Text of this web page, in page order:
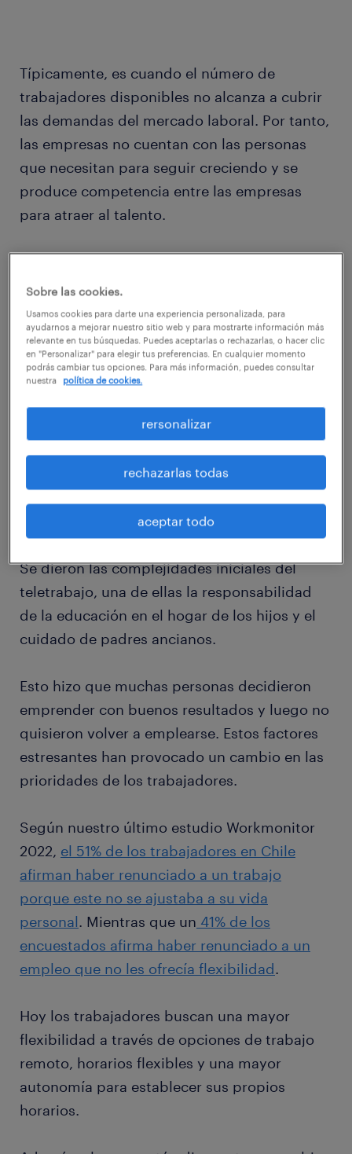
Típicamente, es cuando el número de
trabajadores disponibles no alcanza a cubrir
las demandas del mercado laboral. Por tanto,
las empresas no cuentan con las personas
que necesitan para seguir creciendo y se
produce competencia entre las empresas
para atraer al talento.
3 causas de la escasez laboral
actual
1. Cambios en las prioridades de los
Durante la pandemia, muchos enfrentaron
cambios internos y externos. Muchos fueron
empresas debió cerrar operaciones.
Se dieron las complejidades iniciales del
teletrabajo, una de ellas la responsabilidad
de la educación en el hogar de los hijos y el
cuidado de padres ancianos.
Esto hizo que muchas personas decidieron
emprender con buenos resultados y luego no
quisieron volver a emplearse. Estos factores
estresantes han provocado un cambio en las
prioridades de los trabajadores.
Según nuestro último estudio Workmonitor
2022, el 51% de los trabajadores en Chile
afirman haber renunciado a un trabajo
porque este no se ajustaba a su vida
personal. Mientras que un 41% de los
encuestados afirma haber renunciado a un
empleo que no les ofrecía flexibilidad.
Hoy los trabajadores buscan una mayor
flexibilidad a través de opciones de trabajo
remoto, horarios flexibles y una mayor
autonomía para establecer sus propios
horarios.
Sobre las cookies.
Usamos cookies para darte una experiencia personalizada, para
ayudarnos a mejorar nuestro sitio web y para mostrarte información más
relevante en tus búsquedas. Puedes aceptarlas o rechazarlas, o hacer clic
en "Personalizar" para elegir tus preferencias. En cualquier momento
podrás cambiar tus opciones. Para más información, puedes consultar
nuestra
política de cookies.
rersonalizar
rechazarlas todas
aceptar todo